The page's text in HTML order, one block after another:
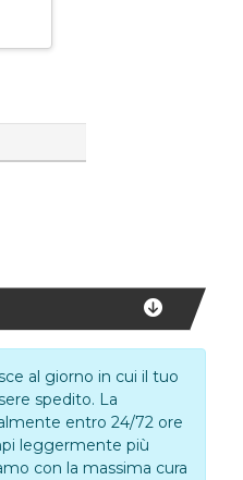
al giorno in cui il tuo
spedito. La
entro 24/72 ore
leggermente più
con la massima cura